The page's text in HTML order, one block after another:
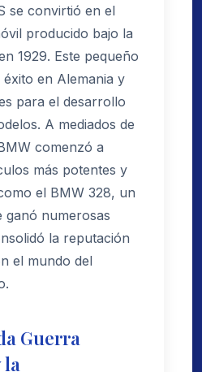
se convirtió en el
producido bajo la
1929. Este pequeño
en Alemania y
para el desarrollo
A mediados de
comenzó a
más potentes y
el BMW 328, un
ganó numerosas
la reputación
el mundo del
Guerra